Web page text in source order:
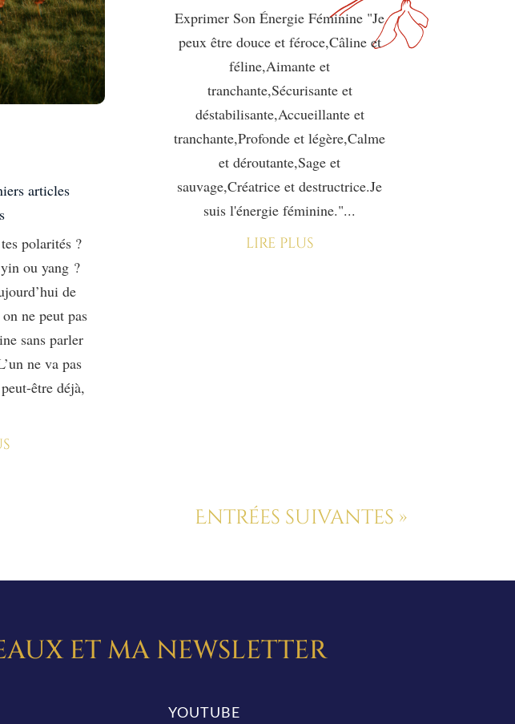
articles
polarités ?
ou yang ?
de
ne peut pas
sans parler
ne va pas
être déjà,
Exprimer Son Énergie Féminine "Je
peux être douce et féroce,Câline et
féline,Aimante et
tranchante,Sécurisante et
déstabilisante,Accueillante et
tranchante,Profonde et légère,Calme
et déroutante,Sage et
sauvage,Créatrice et destructrice.Je
suis l'énergie féminine."...
lire plus
Entrées suivantes »
ET MA NEWSLETTER
YOUTUBE